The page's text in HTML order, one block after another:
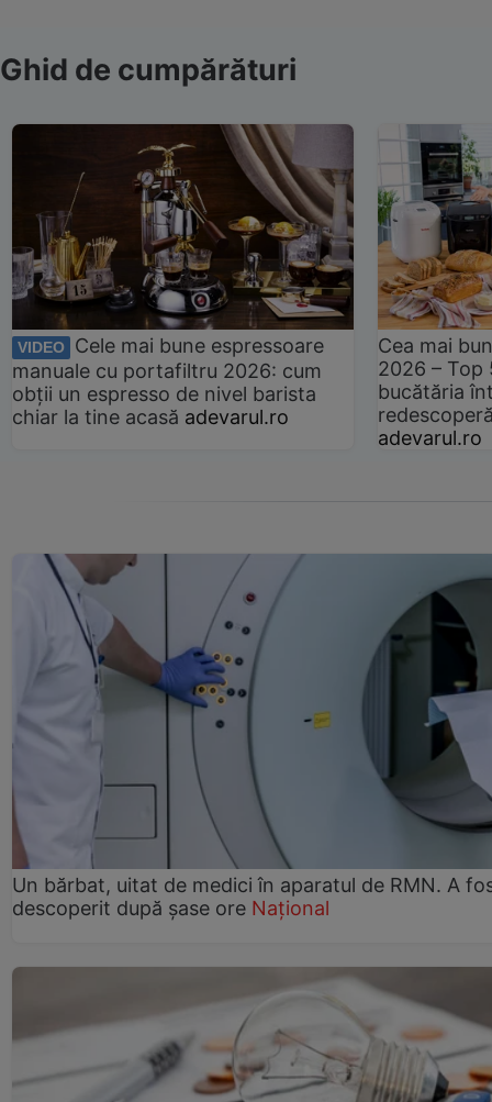
Ghid de cumpărături
VIDEO
Cele mai bune espressoare
manuale cu portafiltru 2026: cum
obții un espresso de nivel barista
chiar la tine acasă adevarul.ro
Cea mai
2026 –
bucătăria
adevarul.ro
Un bărbat, uitat de medici în aparatul de RMN. A
descoperit după șase ore Național